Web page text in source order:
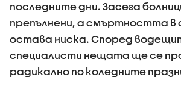
последните дни. Засега
препълнени, а смъртността
остава ниска. Според
специалисти нещата ще се
радикално по коледните